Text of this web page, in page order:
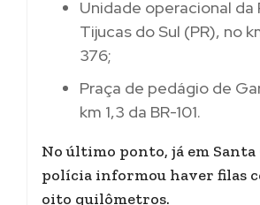
Unidade operacional da
Tijucas do Sul (PR), no
376;
Praça de pedágio de
km 1,3 da BR-101.
No último ponto, já em Santa
polícia informou haver filas
oito quilômetros.